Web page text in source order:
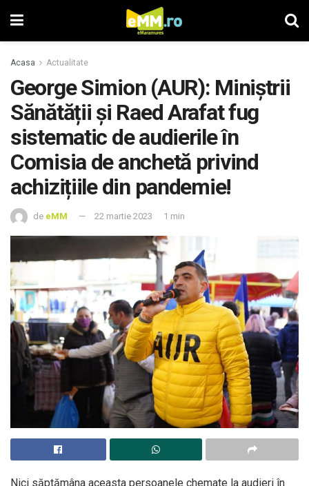
Acasa Actualitate
George Simion (AUR): Miniștrii
Sănătății și Raed Arafat fug
sistematic de audierile în
Comisia de anchetă privind
achizițiile din pandemie!
de eMM 22 martie 2023 1 min
Nici săptămâna aceasta persoanele chemate la audieri în